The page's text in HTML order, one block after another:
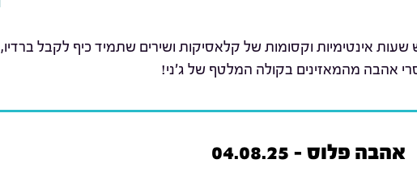
שעות אינטימיות וקסומות של קלאסיקות ושירים שתמיד כיף לקבל ברדיו,
אהבה מהמאזינים בקולה המלטף של ג'ני!
אהבה פלוס - 04.08.25